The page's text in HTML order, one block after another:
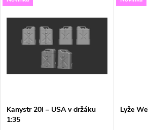
t
k
Kanystr 20l – USA v držáku
1:35
Lyže